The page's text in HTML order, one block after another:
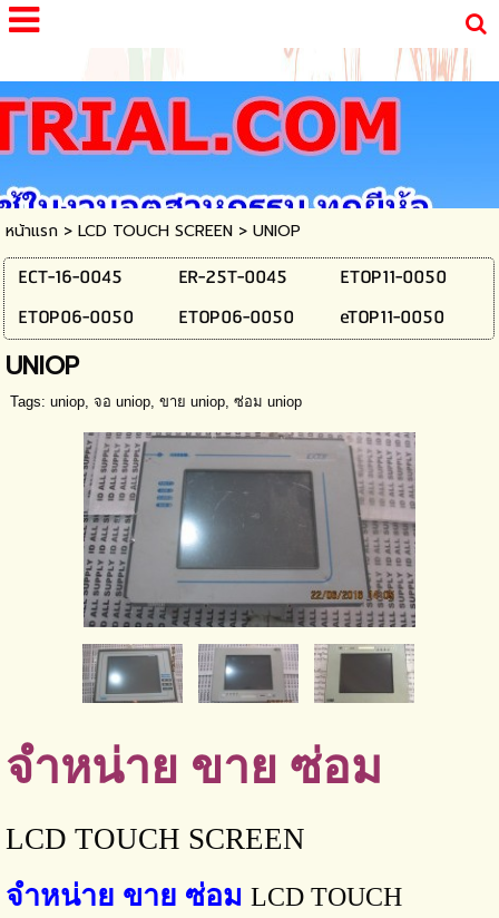
google-site-verification=oIrhOd5rmKXY4Cg78A-
CAG6GfCLcmmt5tElxggt1J7g
หน้าแรก> LCD TOUCH SCREEN> UNIOP
ECT-16-0045 ER-25T-0045
ETOP11-0050
ETOP06-0050
ETOP06-0050 eTOP11-0050
UNIOP
Tags: uniop, จอ uniop, ขาย uniop, ซ่อม uniop
จำหน่าย ขาย ซ่อม
LCD TOUCH SCREEN
จำหน่าย ขาย ซ่อม LCD TOUCH